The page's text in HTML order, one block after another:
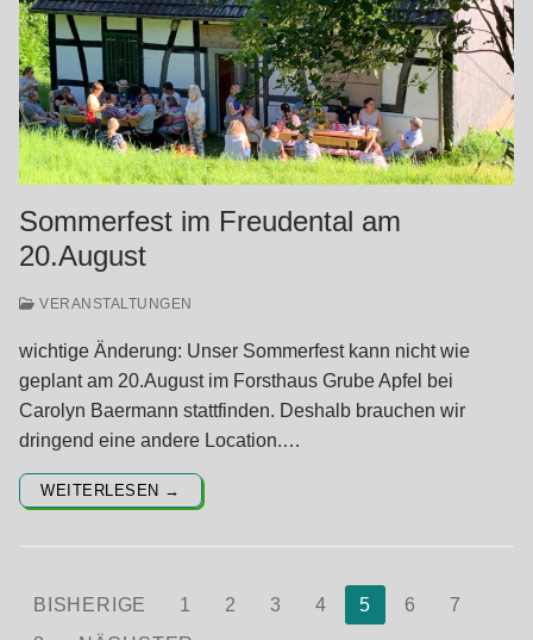
Sommerfest im Freudental am
20.August
VERANSTALTUNGEN
wichtige Änderung: Unser Sommerfest kann nicht wie
geplant am 20.August im Forsthaus Grube Apfel bei
Carolyn Baermann stattfinden. Deshalb brauchen wir
dringend eine andere Location.…
WEITERLESEN →
Seitennummerierung
BISHERIGE 1 2 3 4 5 6
7